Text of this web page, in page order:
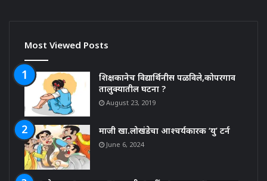
Most Viewed Posts
शिक्षकानेच विद्यार्थिनीस पळविले,कोपरगाव
तालुक्यातील घटना ?
August 23, 2019
माजी खा.लोखंडेचा आश्चर्यकारक ‘यु’ टर्न
June 6, 2024